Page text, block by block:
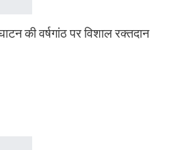
की वर्षगांठ पर विशाल रक्तदान